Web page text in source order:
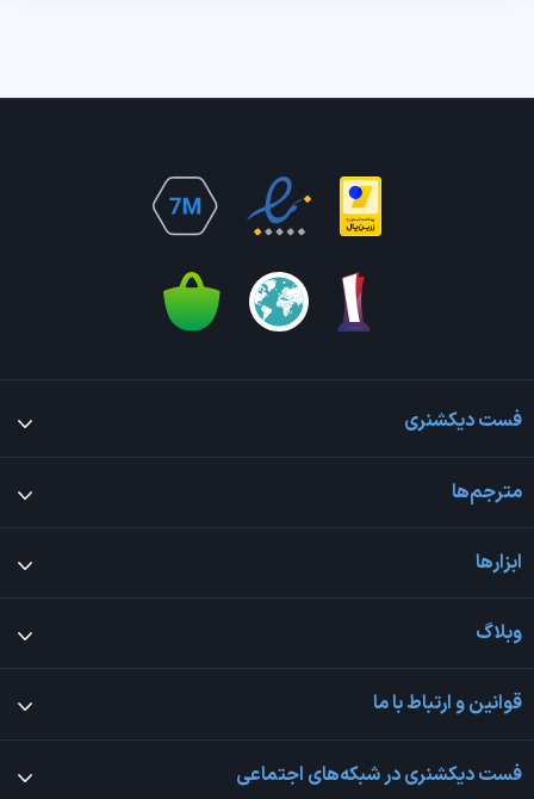
فست دیکشنری
مترجم‌ها
ابزارها
وبلاگ
قوانین و ارتباط با ما
فست دیکشنری در شبکه‌های اجتماعی